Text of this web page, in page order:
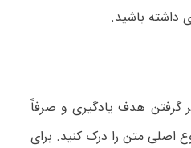
داشته باشید.
گرفتن هدف یادگیری و صرفاً
اصلی متن را درک کنید. برای